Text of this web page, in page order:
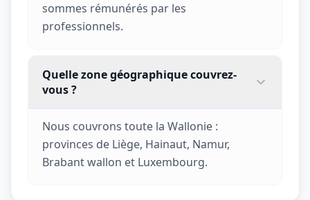
sommes rémunérés par les
professionnels.
Quelle zone géographique couvrez-
vous ?
Nous couvrons toute la Wallonie :
provinces de Liège, Hainaut, Namur,
Brabant wallon et Luxembourg.